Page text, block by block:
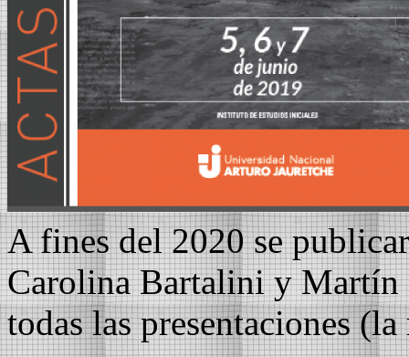
A fines del 2020 se
Carolina Bartalini y Martín
todas las presentaciones